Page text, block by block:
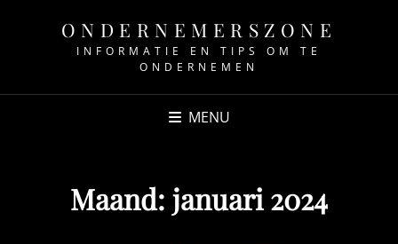
ONDERNEMERSZONE
INFORMATIE EN TIPS OM TE
ONDERNEMEN
MENU
Maand: januari 2024